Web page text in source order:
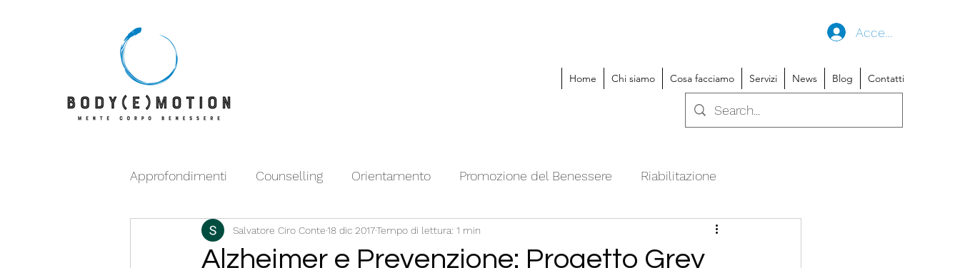
Accedi
Home Chi siamo Cosa facciamo Servizi News Blog Contatti
Approfondimenti Counselling Orientamento Promozione del Benessere Riabilitazione
Mangiare Bene con Francesco Cinti
Alzheimer e Prevenzione: Progetto Grey
Salvatore Ciro Conte18 dic 2017Tempo di lettura: 1 min